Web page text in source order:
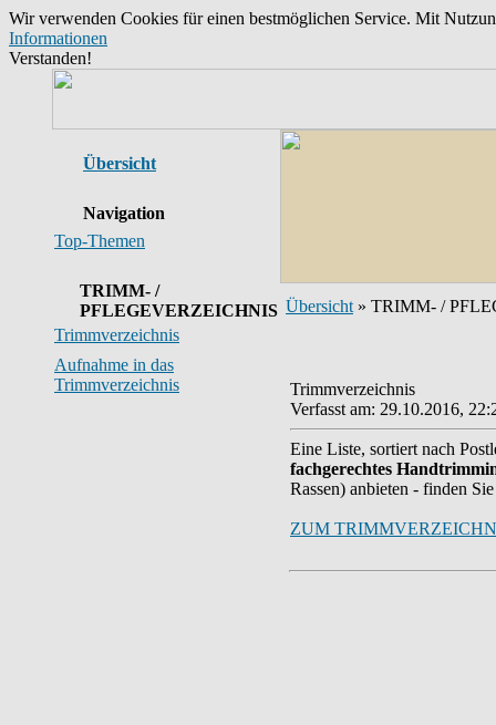
Wir verwenden Cookies für einen bestmöglichen Service. Mit
Informationen
Verstanden!
Übersicht
Navigation
Top-Themen
TRIMM- /
PFLEGEVERZEICHNIS
Trimmverzeichnis
Aufnahme in das
Trimmverzeichnis
Übersicht » TRIMM- /
Trimmverzeichnis
Verfasst am: 29.10.2016,
Eine Liste, sortiert nach
fachgerechtes
Rassen) anbieten - finden
ZUM